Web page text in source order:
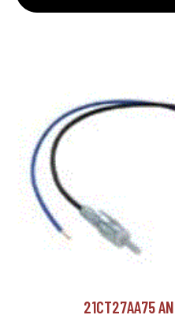
21CT27AA75